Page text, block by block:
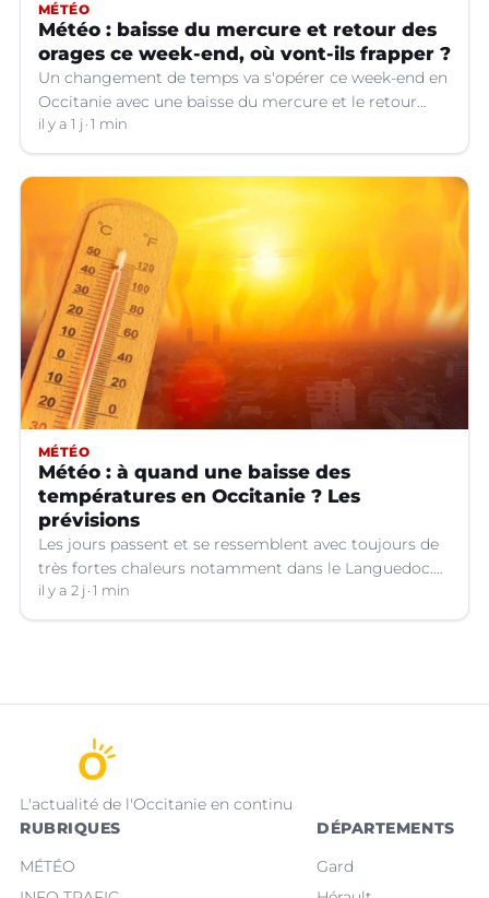
MÉTÉO
Météo : baisse du mercure et retour des
orages ce week-end, où vont-ils frapper ?
Un changement de temps va s'opérer ce week-end en
Occitanie avec une baisse du mercure et le retour
d'orages dans certains départements.
il y a 1 j 1 min
MÉTÉO
Météo : à quand une baisse des
températures en Occitanie ? Les
prévisions
Les jours passent et se ressemblent avec toujours de
très fortes chaleurs notamment dans le Languedoc.
Jusqu’à quand ?
il y a 2 j 1 min
L'actualité de l'Occitanie en continu
RUBRIQUES
MÉTÉO
DÉPARTEMENTS
Gard